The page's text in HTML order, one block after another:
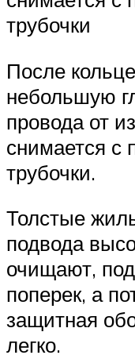
трубочки
После
небольшую
провода от
снимается с
трубочки.
Толстые
подвода
очищают,
поперек, а
защитная
легко.